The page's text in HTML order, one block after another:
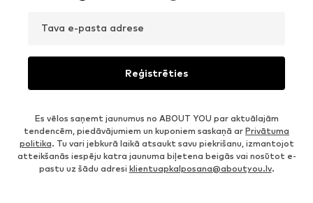
Tava e-pasta adrese
Reģistrēties
Es vēlos saņemt jaunumus no ABOUT YOU par aktuālajām
tendencēm, piedāvājumiem un kuponiem saskaņā ar Privātuma
politika. Tu vari jebkurā laikā atsaukt savu piekrišanu, izmantojot
atteikšanās iespēju katra jaunuma biļetena beigās vai nosūtot e-
pastu uz šādu adresi klientuapkalposana@aboutyou.lv.